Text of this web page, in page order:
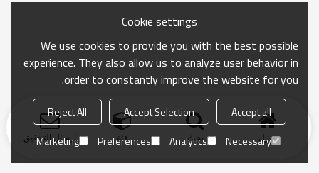
منزل بحث فئة ارسال التحقيق
Cookie settings
We use cookies to provide you with the best possible
experience. They also allow us to analyze user behavior in
order to constantly improve the website for you.
Accept all
Accept Selection
Reject All
Necessary
Analytics
Preferences
Marketing